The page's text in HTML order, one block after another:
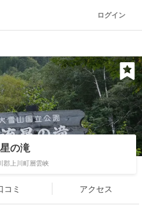
ログイン
の滝
郡上川町層雲峡
コミ アクセス